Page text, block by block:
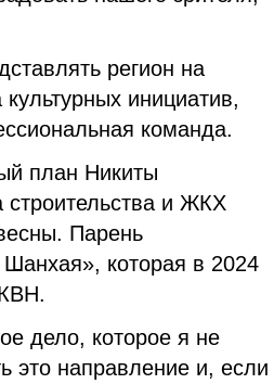
регион на
инициатив,
команда.
план Никиты
строительства и ЖКХ
Парень
которая в 2024
дело, которое я не
это направление и, если